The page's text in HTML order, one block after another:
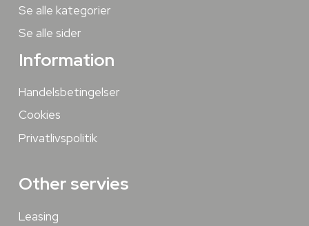
Se alle kategorier
Se alle sider
Information
Handelsbetingelser
Cookies
Privatlivspolitik
Other servies
Leasing